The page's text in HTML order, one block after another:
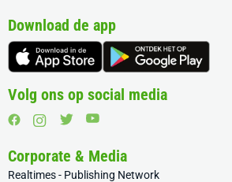
Download de app
Volg ons op social media
Corporate & Media
Realtimes - Publishing Network